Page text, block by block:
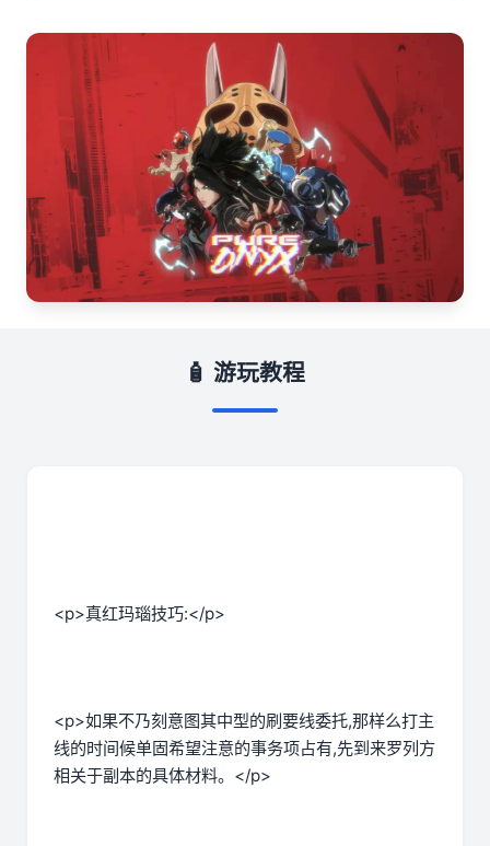
🧴 游玩教程
<p>真红玛瑙技巧:</p>
<p>如果不乃刻意图其中型的刷要线委托,那样么打主
线的时间候单固希望注意的事务项占有,先到来罗列方
相关于副本的具体材料。</p>